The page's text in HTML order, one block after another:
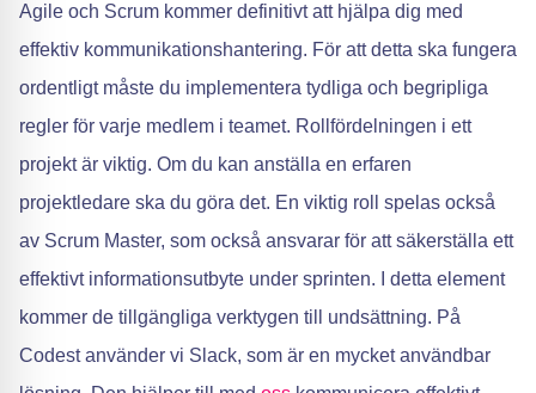
Agile och Scrum kommer definitivt att hjälpa dig med
effektiv kommunikationshantering. För att detta ska fungera
ordentligt måste du implementera tydliga och begripliga
regler för varje medlem i teamet. Rollfördelningen i ett
projekt är viktig. Om du kan anställa en erfaren
projektledare ska du göra det. En viktig roll spelas också
av Scrum Master, som också ansvarar för att säkerställa ett
effektivt informationsutbyte under sprinten. I detta element
kommer de tillgängliga verktygen till undsättning. På
Codest använder vi Slack, som är en mycket användbar